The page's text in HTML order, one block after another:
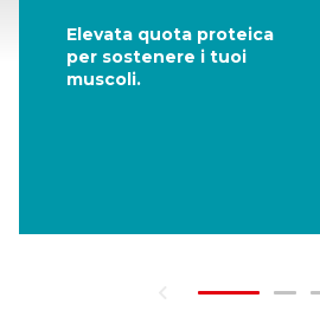
Elevata quota proteica
per sostenere i tuoi
muscoli.